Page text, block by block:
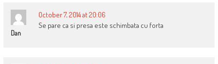
Dan
October 7, 2014 at 20:06
Se pare ca si presa este schimbata cu forta